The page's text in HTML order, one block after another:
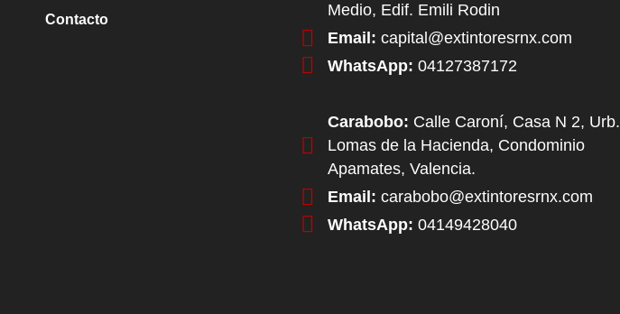
Contacto
Medio, Edif. Emili Rodin
Email: capital@extintoresrnx.com
WhatsApp: 04127387172
Carabobo: Calle Caroní, Casa N 2, Urb.
Lomas de la Hacienda, Condominio
Apamates, Valencia.
Email: carabobo@extintoresrnx.com
WhatsApp: 04149428040